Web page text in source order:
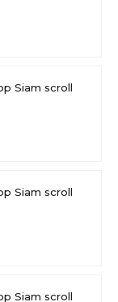
Siam scroll
Siam scroll
Siam scroll